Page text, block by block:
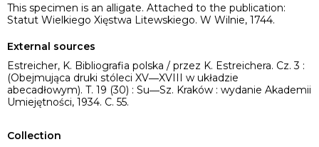
This specimen is an alligate. Attached to the publication:
Statut Wielkiego Xięstwa Litewskiego. W Wilnie, 1744.
External sources
Estreicher, K. Bibliografia polska / przez K. Estreichera. Cz. 3 :
(Obejmująca druki stóleci XV―XVIII w układzie
abecadłowym). T. 19 (30) : Su―Sz. Kraków : wydanie Akademii
Umiejętności, 1934. C. 55.
Collection